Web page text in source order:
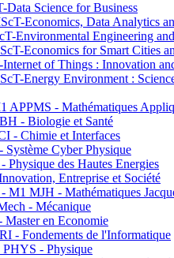
Science for Business
Economics, Data Analytics
Environmental Engineering
Economics for Smart Cities
of Things : Innovation
Energy Environment :
- Mathématiques
- Biologie et Santé
- Chimie et Interfaces
Cyber Physique
des Hautes Energies
Entreprise et Société
MJH - Mathématiques
- Mécanique
en Economie
- Fondements de l'Informatique
- Physique